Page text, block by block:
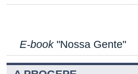
E-book"Nossa Gente"